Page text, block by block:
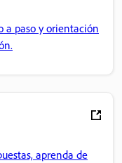
a paso y orientación
aprenda de